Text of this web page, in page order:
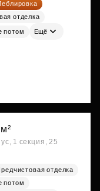
отделка
потом Ещё
1 секция, 25
отделка
потом